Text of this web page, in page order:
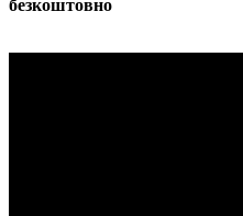
безкоштовно